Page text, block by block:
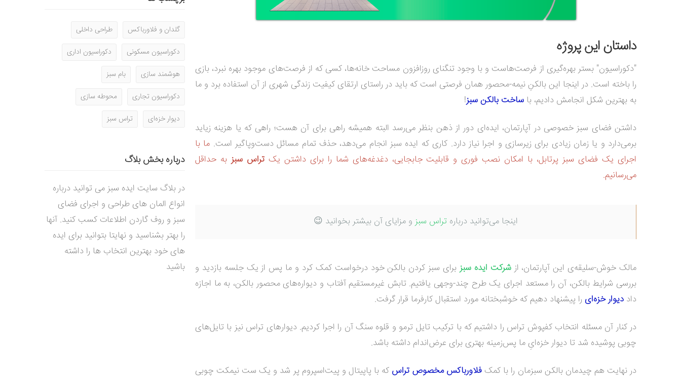
داستان این پروژه
"دکوراسیون" بستر بهره‌گیری از فرصت‌هاست و با وجود تنگنای روزافزون مساحت خانه‌ها، کسی که از فرصت‌های موجود بهره نبرد، بازی
را باخته است. در اینجا این بالکنِ نیمه-محصور همان فرصتی است که باید در راستای ارتقای کیفیت زندگی شهری از آن استفاده برد و ما
به بهترین شکل انجامش دادیم، با ساخت بالکن سبز!
داشتن فضای سبز خصوصی در آپارتمان، ایده‌ای دور از ذهن بنظر می‌رسد البته همیشه راهی برای آن هست؛ راهی که یا هزینه زیاید
برمی‌دارد و یا زمان زیادی برای زیرسازی و اجرا نیاز دارد. کاری که ایده سبز انجام می‌دهد، حذف تمام مسائل دست‌وپاگیر است. ما با
اجرای یک فضای سبز پرتابل، با امکان نصب فوری و قابلیت جابجایی، دغدغه‌های شما را برای داشتن یکتراس سبزبه حداقل
می‌رسانیم.
اینجا می‌توانید دربارهتراس سبز و مزایای آن بیشتر بخوانید 😉
مالک خوش-سلیقه‌ی این آپارتمان، از شرکت ایده سبزبرای سبز کردن بالکن خود درخواست کمک کرد و ما پس از یک جلسه بازدید و
بررسی شرایط بالکن، آن را مستعد اجرای یک طرح چند-وجهی یافتیم. تابش غیرمستقیم آفتاب و دیواره‌های محصور بالکن، به ما اجازه
داد دیوار خزه‌ایرا پیشنهاد دهیم که خوشبختانه مورد استقبال کارفرما قرار گرفت.
در کنار آن مسئله انتخاب کفپوش تراس را داشتیم که با ترکیب تایل ترمو و قلوه سنگ آن را اجرا کردیم. دیوارهای تراس نیز با تایل‌های
چوبی پوشیده شد تا دیوار خزه‌ایِ ما پس‌زمینه بهتری برای عرض‌اندام داشته باشد.
در نهایت هم چیدمان بالکن سبزمان را با کمکفلاورباکس مخصوص تراس که با پاپیتال و پیت‌اسپروم پر شد و یک ست نیمکت چوبی
گلدان و فلاورباکس
طراحی داخلی
دکوراسیون مسکونی
دکوراسیون اداری
هوشمند سازی
بام سبز
دکوراسیون تجاری
محوطه سازی
دیوار خزه‌ای
تراس سبز
درباره بخش بلاگ
در بلاگ سایت ایده سبز می توانید درباره
انواع المان های طراحی و اجرای فضای
سبز و روف گاردن اطلاعات کسب کنید. آنها
را بهتر بشناسید و نهایتا بتوانید برای ایده
های خود بهترین انتخاب ها را داشته
باشید